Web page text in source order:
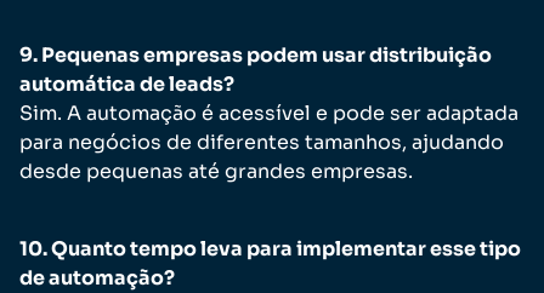
9. Pequenas empresas podem usar distribuição
automática de leads?
Sim. A automação é acessível e pode ser adaptada
para negócios de diferentes tamanhos, ajudando
desde pequenas até grandes empresas.
10. Quanto tempo leva para implementar esse tipo
de automação?